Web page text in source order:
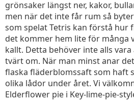
grönsaker längst ner, kakor,
men när det inte får rum så
som spelat Tetris kan förstå hur
det kommer hem lite för många
kallt. Detta behöver inte alls
tvärt om. När man minst anar
flaska fläderblomssaft som haft
olika lådor under året. Vi
Elderflower pie i Key-lime-pie-